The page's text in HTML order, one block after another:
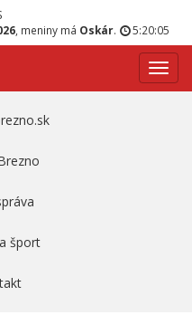
, meniny má Oskár. 5:20:05
šport